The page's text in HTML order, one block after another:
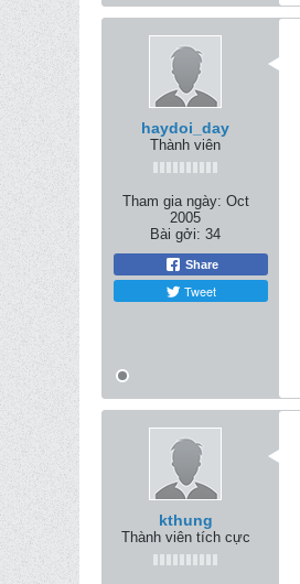
haydoi_day
Thành viên
Tham gia ngày: Oct
2005
Bài gởi: 34
Share
Tweet
kthung
Thành viên tích cực